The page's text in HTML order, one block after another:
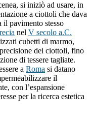
si iniziò ad usare, in
a ciottoli che dava
il pavimento stesso
nel V secolo a.C.
cubetti di marmo,
dei ciottoli, fino
di tessere tagliate.
a Roma si datano
il
con l’espansione
per la ricerca estetica